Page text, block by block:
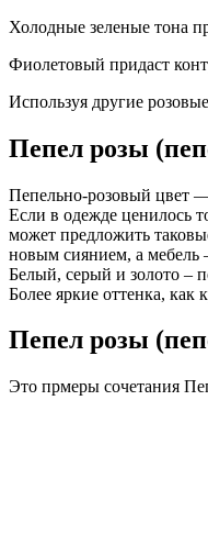
Холодные зеленые тона
Фиолетовый придаст
Используя другие
Пепел розы
Пепельно-розовый цвет
Если в одежде ценилось
может предложить
новым сиянием, а
Белый, серый и золото –
Более яркие оттенка,
Пепел розы
Это прмеры сочетания